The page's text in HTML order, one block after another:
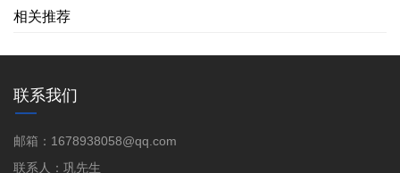
相关推荐
联系我们
邮箱：1678938058@qq.com
联系人：巩先生